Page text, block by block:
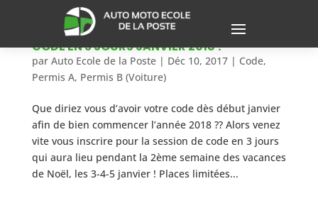
CODE EN 3 JOURS JANVIER 2018 !
par Auto Ecole de la Poste| Déc 10, 2017| Code,
Permis A, Permis B (Voiture)
Que diriez vous d’avoir votre code dès début janvier
afin de bien commencer l’année 2018 ?? Alors venez
vite vous inscrire pour la session de code en 3 jours
qui aura lieu pendant la 2ème semaine des vacances
de Noël, les 3-4-5 janvier ! Places limitées...